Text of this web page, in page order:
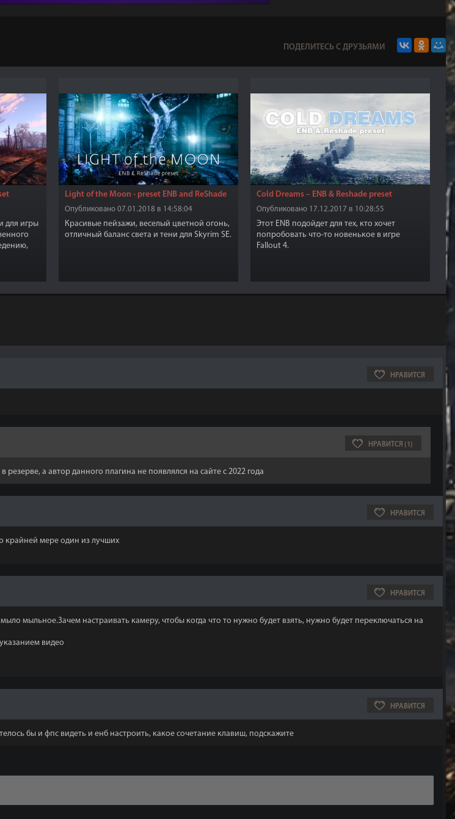
ПОДЕЛИТЕСЬ С ДРУЗЬЯМИ
для игры
Light of the Moon - preset ENB and ReShade
Опубликовано 07.01.2018 в 14:58:04
Красивые пейзажи, веселый цветной огонь,
отличный баланс света и тени для Skyrim SE.
Cold Dreams – ENB & Reshade preset
Опубликовано 17.12.2017 в 10:28:55
Этот ENB подойдет для тех, кто хочет
попробовать что-то новенькое в игре
Fallout 4.
НРАВИТСЯ
НРАВИТСЯ (1)
а автор данного плагина не появлялся на сайте с 2022 года
НРАВИТСЯ
крайней мере один из лучших
НРАВИТСЯ
мыльное.Зачем настраивать камеру, чтобы когда что то нужно будет взять, нужно будет переключаться на
видео
НРАВИТСЯ
бы и фпс видеть и енб настроить, какое сочетание клавиш, подскажите